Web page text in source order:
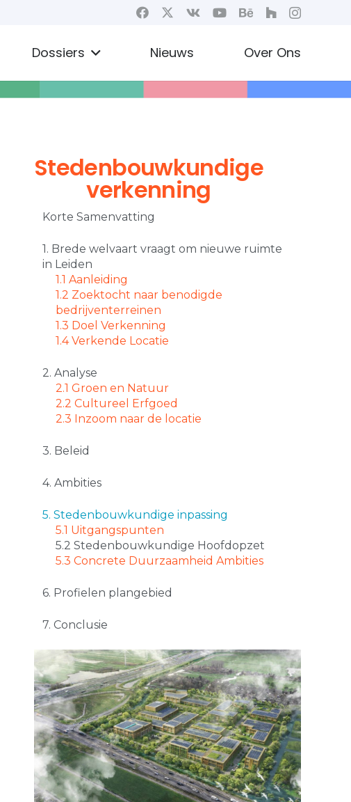
Dossiers Nieuws Over Ons
Stedenbouwkundige
verkenning
Korte Samenvatting
1. Brede welvaart vraagt om nieuwe ruimte
in Leiden
1.1 Aanleiding
1.2 Zoektocht naar benodigde
bedrijventerreinen
1.3 Doel Verkenning
1.4 Verkende Locatie
2. Analyse
2.1 Groen en Natuur
2.2 Cultureel Erfgoed
2.3 Inzoom naar de locatie
3. Beleid
4. Ambities
5. Stedenbouwkundige inpassing
5.1 Uitgangspunten
5.2 Stedenbouwkundige Hoofdopzet
5.3 Concrete Duurzaamheid Ambities
6. Profielen plangebied
7. Conclusie